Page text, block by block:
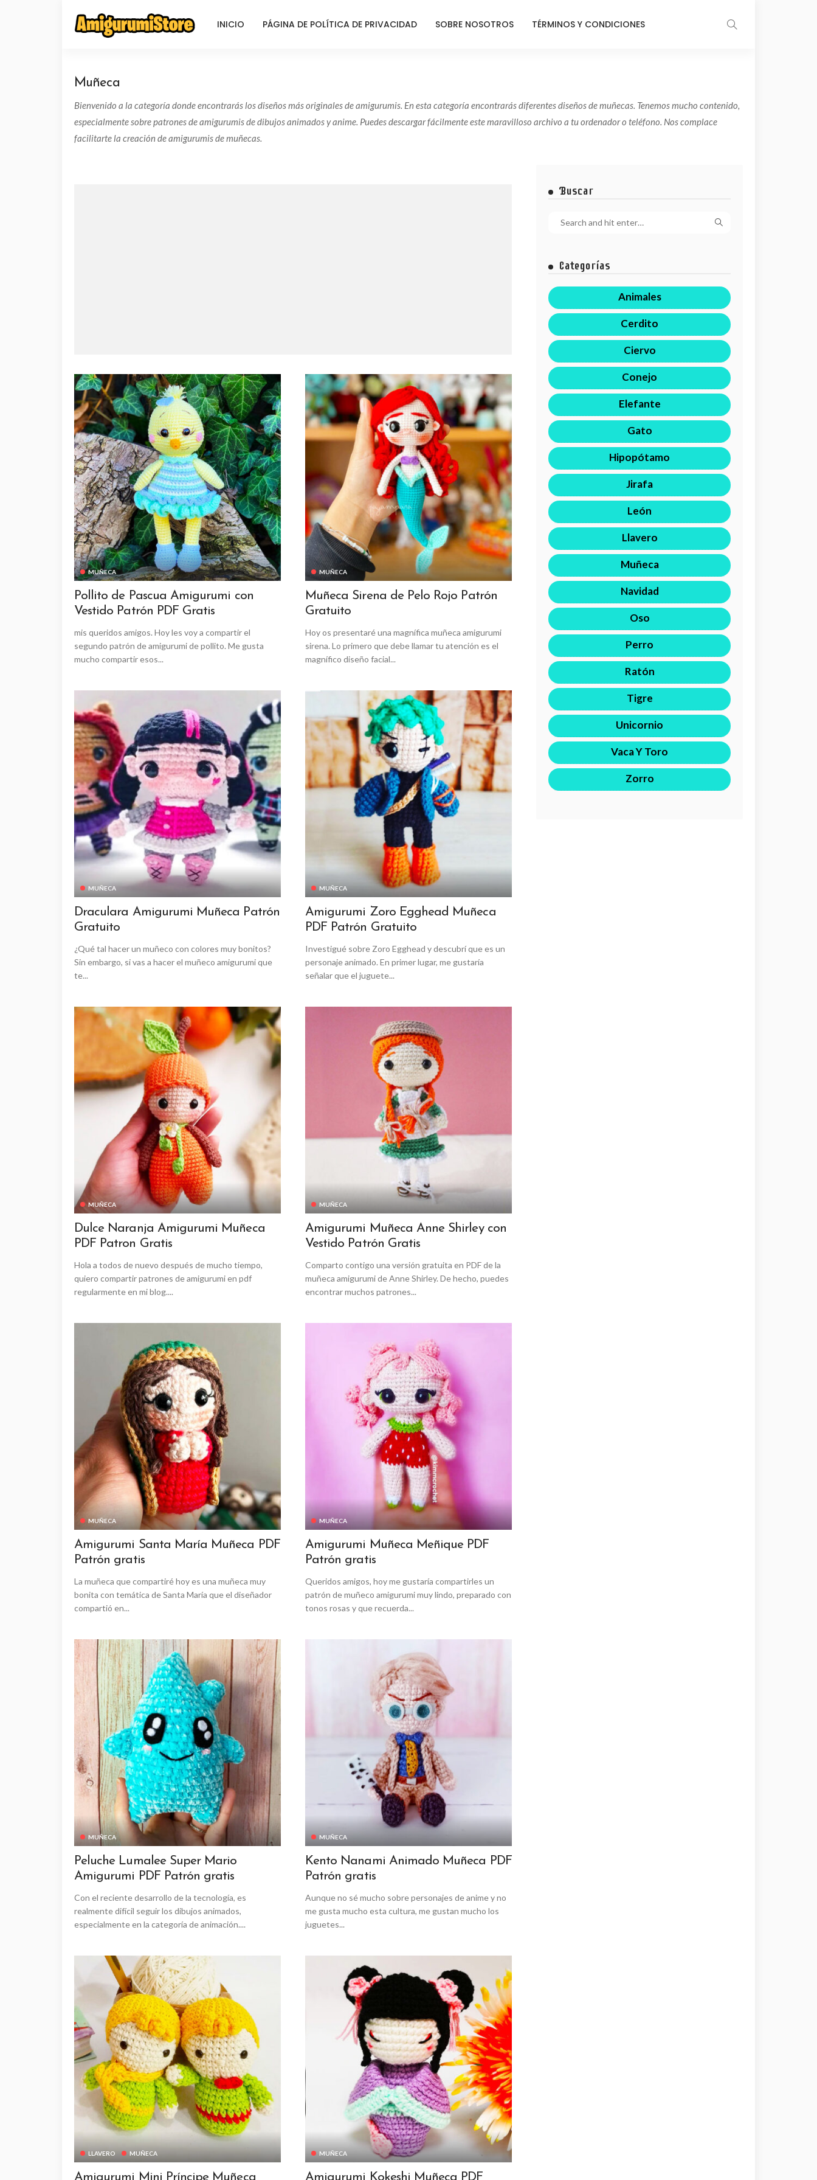
INICIO PÁGINA DE POLÍTICA DE PRIVACIDAD SOBRE NOSOTROS TÉRMINOS Y CONDICIONES
Muñeca
Bienvenido a la categoría donde encontrarás los diseños más originales de amigurumis. En esta categoría encontrarás diferentes diseños de muñecas. Tenemos mucho contenido,
especialmente sobre patrones de amigurumis de dibujos animados y anime. Puedes descargar fácilmente este maravilloso archivo a tu ordenador o teléfono. Nos complace
facilitarte la creación de amigurumis de muñecas.
MUÑECA
Pollito de Pascua Amigurumi con
Vestido Patrón PDF Gratis
mis queridos amigos. Hoy les voy a compartir el
segundo patrón de amigurumi de pollito. Me gusta
mucho compartir esos...
MUÑECA
Muñeca Sirena de Pelo Rojo Patrón
Gratuito
Hoy os presentaré una magnífica muñeca amigurumi
sirena. Lo primero que debe llamar tu atención es el
magnífico diseño facial...
MUÑECA
Draculara Amigurumi Muñeca Patrón
Gratuito
¿Qué tal hacer un muñeco con colores muy bonitos?
Sin embargo, si vas a hacer el muñeco amigurumi que
te...
MUÑECA
Amigurumi Zoro Egghead Muñeca
PDF Patrón Gratuito
Investigué sobre Zoro Egghead y descubrí que es un
personaje animado. En primer lugar, me gustaría
señalar que el juguete...
MUÑECA
Dulce Naranja Amigurumi Muñeca
PDF Patron Gratis
Hola a todos de nuevo después de mucho tiempo,
quiero compartir patrones de amigurumi en pdf
regularmente en mi blog....
MUÑECA
Amigurumi Muñeca Anne Shirley con
Vestido Patrón Gratis
Comparto contigo una versión gratuita en PDF de la
muñeca amigurumi de Anne Shirley. De hecho, puedes
encontrar muchos patrones...
MUÑECA
Amigurumi Santa María Muñeca PDF
Patrón gratis
La muñeca que compartiré hoy es una muñeca muy
bonita con temática de Santa María que el diseñador
compartió en...
MUÑECA
Amigurumi Muñeca Meñique PDF
Patrón gratis
Queridos amigos, hoy me gustaría compartirles un
patrón de muñeco amigurumi muy lindo, preparado con
tonos rosas y que recuerda...
MUÑECA
Peluche Lumalee Super Mario
Amigurumi PDF Patrón gratis
Con el reciente desarrollo de la tecnología, es
realmente difícil seguir los dibujos animados,
especialmente en la categoría de animación....
MUÑECA
Kento Nanami Animado Muñeca PDF
Patrón gratis
Aunque no sé mucho sobre personajes de anime y no
me gusta mucho esta cultura, me gustan mucho los
juguetes...
LLAVERO MUÑECA
Amigurumi Mini Príncipe Muñeca
MUÑECA
Amigurumi Kokeshi Muñeca PDF
Buscar
Categorías
Animales
Cerdito
Ciervo
Conejo
Elefante
Gato
Hipopótamo
Jirafa
León
Llavero
Muñeca
Navidad
Oso
Perro
Ratón
Tigre
Unicornio
Vaca Y Toro
Zorro